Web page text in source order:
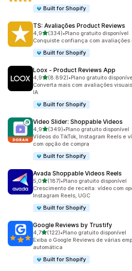
Built for Shopify
TS: Avaliações Product Reviews
4,9de 5 estrelas
(334)
334 avaliações ao todo
•Plano gratuito disponível
Conquiste confiança com avaliações
Built for Shopify
Loox ‑ Product Reviews App
4,9de 5 estrelas
(8.892)
8892 avaliações ao todo
•Plano gratuito
Converta mais com avaliações
IA
Built for Shopify
Video Slider: Shoppable Videos
4,9de 5 estrelas
(349)
349 avaliações ao todo
•Plano gratuito disponível
Vídeos do TikTok, Instagram Reels e
com opção de compra
Built for Shopify
Avada Shoppable Videos Reels
5,0de 5 estrelas
(187)
187 avaliações ao todo
•Plano gratuito disponível
Crescimento de receita: vídeo com
Instagram Reels, UGC
Built for Shopify
Google Reviews by Trustify
4,7de 5 estrelas
(122)
122 avaliações ao todo
•Plano gratuito disponível
Exiba o Google Reviews de várias
automática
Built for Shopify